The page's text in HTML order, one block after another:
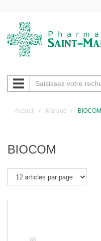
Navigation
Accueil Marque BIOCOM
BIOCOM